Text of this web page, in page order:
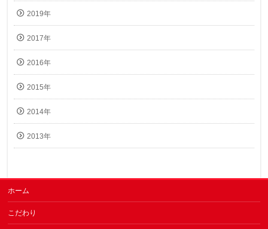
2019年
2017年
2016年
2015年
2014年
2013年
ホーム
こだわり